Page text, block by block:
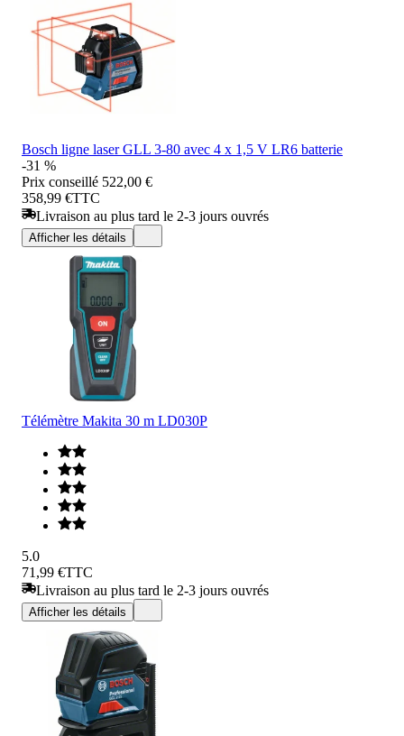
Bosch ligne laser GLL 3-80 avec 4 x 1,5 V LR6 batterie
-31 %
Prix conseillé 522,00 €
358,99 €TTC
Livraison au plus tard le 2-3 jours ouvrés
Afficher les détails
Télémètre Makita 30 m LD030P
5.0
71,99 €TTC
Livraison au plus tard le 2-3 jours ouvrés
Afficher les détails